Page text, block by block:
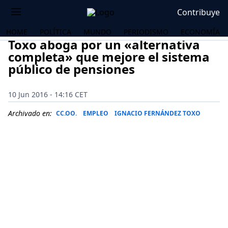
Contribuye
HOME POLÍTICA MUNDO PERIODISMO ECONOMÍA
Toxo aboga por un «alternativa
completa» que mejore el sistema
público de pensiones
10 Jun 2016 - 14:16 CET
Archivado en: CC.OO. EMPLEO IGNACIO FERNÁNDEZ TOXO